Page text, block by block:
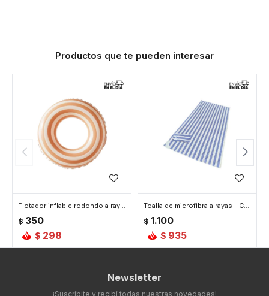
Productos que te pueden interesar
Flotador inflable rodondo a rayas - Rosa
$ 350
$ 298
Toalla de microfibra a rayas - Celeste
$ 1.100
$ 935
Newsletter
¡Suscribite y recibí todas nuestras novedades!